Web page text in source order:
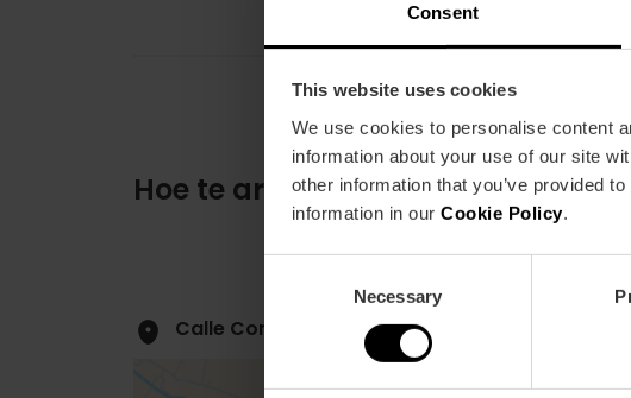
Consent
This website uses cookies
We use cookies to personalise content
information about your use of our site
other information that you’ve provided
information in our Cookie Policy
Necessary
Hoe te arriveren
Calle Conde Altea, 29 46005 València